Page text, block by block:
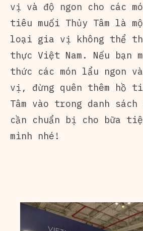
vị và độ ngon cho các
tiêu muối Thủy Tâm là
loại gia vị không thể
thực Việt Nam. Nếu bạn
thức các món lẩu ngon
vị, đừng quên thêm hồ
Tâm vào trong danh
cần chuẩn bị cho bữa
mình nhé!